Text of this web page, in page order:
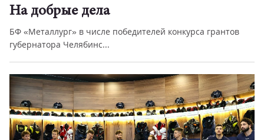
На добрые дела
БФ «Металлург» в числе победителей конкурса грантов
губернатора Челябинс...